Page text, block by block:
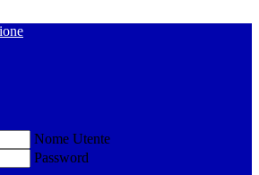
Nome Utente
Password